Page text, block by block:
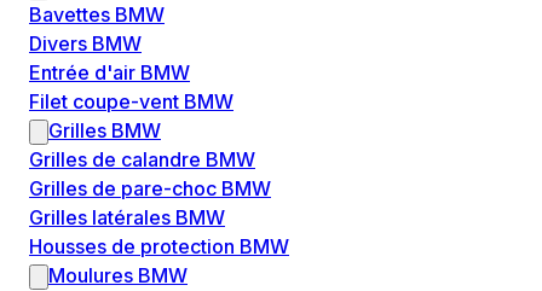
Bavettes BMW
Divers BMW
Entrée d'air BMW
Filet coupe-vent BMW
Grilles BMW
Grilles de calandre BMW
Grilles de pare-choc BMW
Grilles latérales BMW
Housses de protection BMW
Moulures BMW